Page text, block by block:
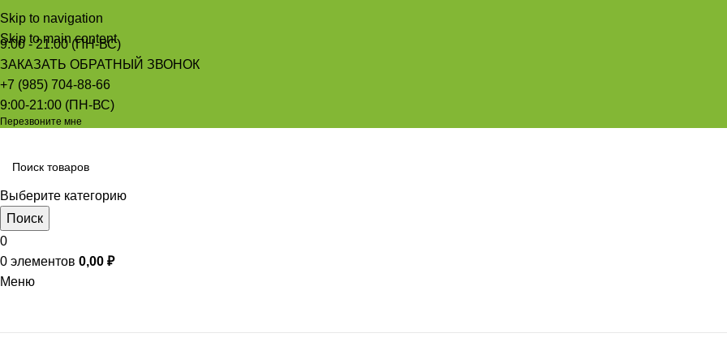
Skip to navigation
Skip to main content
9:00 - 21:00 (ПН-ВС)
ЗАКАЗАТЬ ОБРАТНЫЙ ЗВОНОК
+7 (985) 704-88-66
9:00-21:00 (ПН-ВС)
Перезвоните мне
Выберите категорию
Поиск
0
0 элементов 0,00 ₽
Меню